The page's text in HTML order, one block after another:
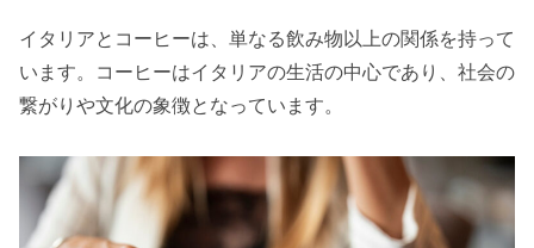
イタリアとコーヒーは、単なる飲み物以上の関係を持って
います。コーヒーはイタリアの生活の中心であり、社会の
繋がりや文化の象徴となっています。